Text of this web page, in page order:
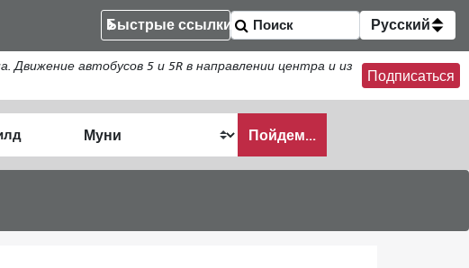
Быстрые ссылки Русский
автобусов 5 и 5R в направлении центра и из
Подписаться
Пойдем...